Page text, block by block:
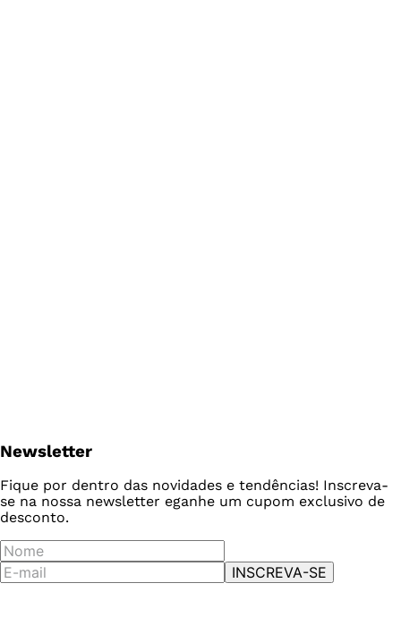
Newsletter
Fique por dentro das novidades e tendências! Inscreva-
se na nossa newsletter eganhe um cupom exclusivo de
desconto.
INSCREVA-SE